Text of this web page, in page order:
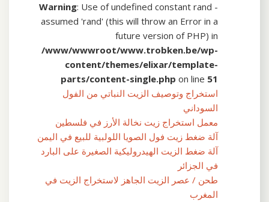
Warning: Use of undefined constant rand -
assumed 'rand' (this will throw an Error in a
future version of PHP) in
/www/wwwroot/www.trobken.be/wp-
content/themes/elixar/template-
parts/content-single.php on line 51
استخراج وتوصيف الزيت النباتي من الفول
السوداني
معمل استخراج زيت نخالة الأرز في فلسطين
آلة ضغط زيت فول الصويا اللولبية للبيع في اليمن
آلة ضغط الزيت الهيدروليكية الصغيرة على البارد
في الجزائر
طحن / عصر الزيت الجاهز لاستخراج الزيت في
المغرب